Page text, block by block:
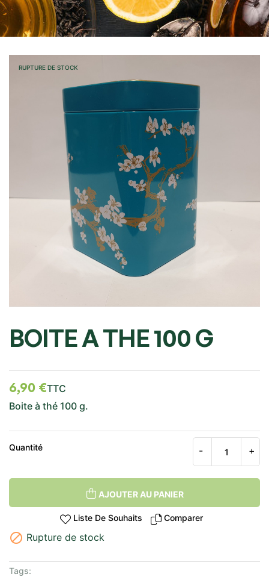
RUPTURE DE STOCK
BOITE A THE 100 G
6,90 €TTC
Boite à thé 100 g.
Quantité
AJOUTER AU PANIER
Liste De Souhaits Comparer
 Rupture de stock
Tags: